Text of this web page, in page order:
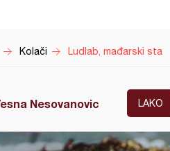
Kolači Ludlab, mađarski sta
Nesovanovic LAKO